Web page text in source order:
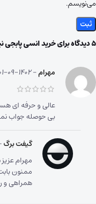
5 دیدگاه برای خرید انسی پابجی
مهرام–
1402-09-01
عالی و حرفه ای
بی حوصله جواب
گیفت برگ
مهرام
ممنون
همراهی و
می‌نویسم.